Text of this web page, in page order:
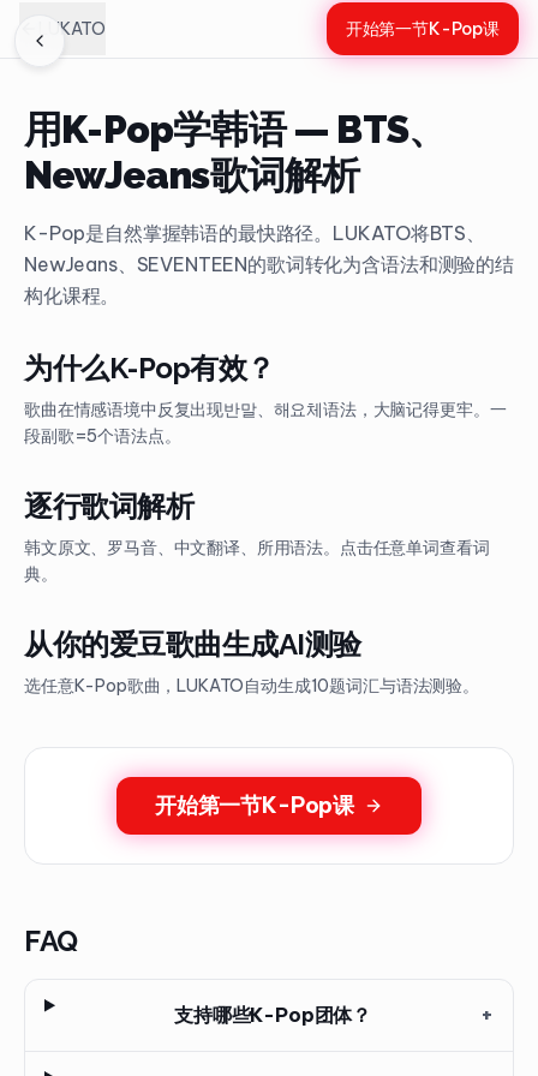
LUKATO 开始第一节K-Pop课
用K-Pop学韩语 — BTS、
NewJeans歌词解析
K-Pop是自然掌握韩语的最快路径。LUKATO将BTS、
NewJeans、SEVENTEEN的歌词转化为含语法和测验的结
构化课程。
为什么K-Pop有效？
歌曲在情感语境中反复出现반말、해요체语法，大脑记得更牢。一
段副歌=5个语法点。
逐行歌词解析
韩文原文、罗马音、中文翻译、所用语法。点击任意单词查看词
典。
从你的爱豆歌曲生成AI测验
选任意K-Pop歌曲，LUKATO自动生成10题词汇与语法测验。
开始第一节K-Pop课
FAQ
支持哪些K-Pop团体？ +